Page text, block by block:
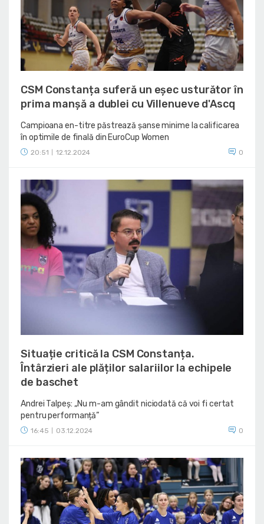
CSM Constanța suferă un eșec usturător în
prima manșă a dublei cu Villenueve d'Ascq
Campioana en-titre păstrează șanse minime la calificarea
în optimile de finală din EuroCup Women
20:51 12.12.2024 0
Situație critică la CSM Constanța.
Întârzieri ale plăților salariilor la echipele
de baschet
Andrei Talpeș: „Nu m-am gândit niciodată că voi fi certat
pentru performanță”
16:45 03.12.2024 0